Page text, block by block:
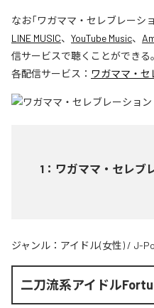
なお「ワガママ・セレブレーシ
LINE MUSIC、 YouTube Music、
信サービスで聴くことができる。
各配信サービス： ワガママ・セ
1 ： ワガママ・セレブ
ジャンル： アイドル(女性) / J-
二刀流系アイドル